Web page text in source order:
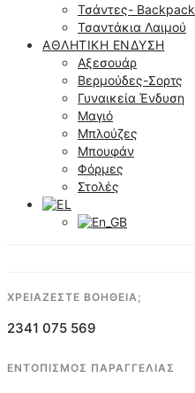
Τσάντες- Backpack
Τσαντάκια Λαιμού
ΑΘΛΗΤΙΚΉ ΈΝΔΥΣΗ
Αξεσουάρ
Βερμούδες-Σορτς
Γυναικεία Ένδυση
Μαγιό
Μπλούζες
Μπουφάν
Φόρμες
Στολές
ΧΡΕΙΑΖΕΣΤΕ ΒΟΗΘΕΙΑ;
2341 075 569
ΕΝΤΟΠΙΣΜΟΣ ΠΑΡΑΓΓΕΛΙΑΣ